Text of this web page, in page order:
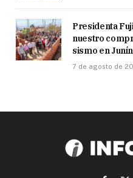
Presidenta
nuestro
sismo en
7 de agosto de